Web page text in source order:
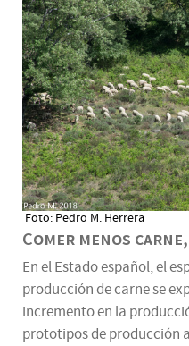
Foto: Pedro M. Herrera
Comer menos
En el Estado español, el
producción de carne se
incremento en la
prototipos de producción